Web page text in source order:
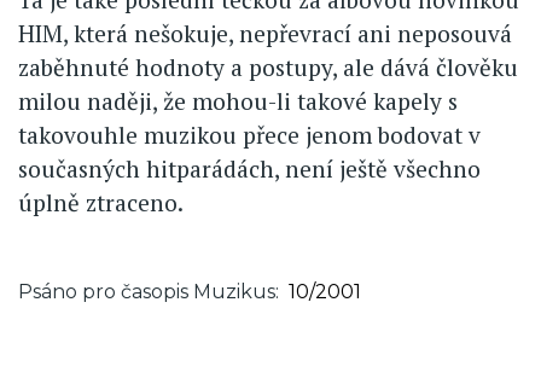
HIM, která nešokuje, nepřevrací ani neposouvá
zaběhnuté hodnoty a postupy, ale dává člověku
milou naději, že mohou-li takové kapely s
takovouhle muzikou přece jenom bodovat v
současných hitparádách, není ještě všechno
úplně ztraceno.
Psáno pro časopis Muzikus 10/2001